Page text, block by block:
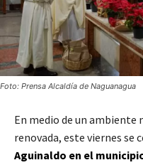
Foto: Prensa Alcaldía de Naguanagua
En medio de un ambiente
renovada, este viernes se
Aguinaldo en el